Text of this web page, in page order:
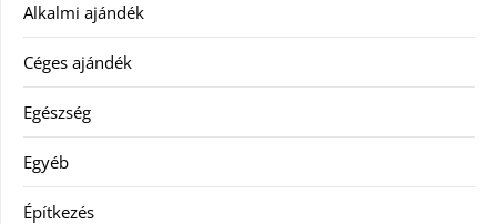
Alkalmi ajándék
Céges ajándék
Egészség
Egyéb
Építkezés